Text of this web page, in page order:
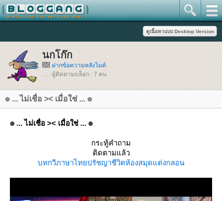
นกโก๊ก
ฝากข้อความหลังไมค์
ผู้ติดตามบล็อก : 7 คน
๏ ... ไม่เชื่อ >< เมื่อใช่ ... ๏
๏ ... ไม่เชื่อ >< เมื่อใช่ ... ๏
กระทู้คำถาม
ติดตามแล้ว
บทกวีภาษาไทปรัชญาชีวิตห้องสมุดต่งกลอน